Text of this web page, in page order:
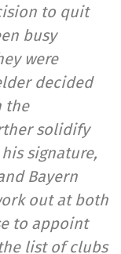
to quit
busy
were
decided
the
solidify
signature,
Bayern
out at both
to appoint
list of clubs